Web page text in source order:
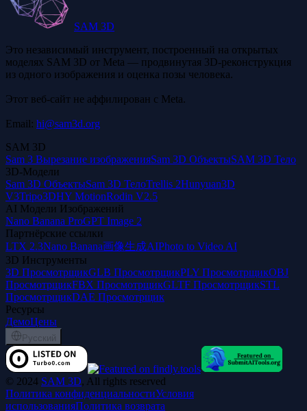
SAM 3D
Это независимый инструмент, построенный на открытых
моделях SAM 3D от Meta — продвинутая 3D-реконструкция
из одного изображения и оценка позы человека.
Этот веб-сайт не аффилирован с Meta.
Email: hi@sam3d.org
SAM 3D
Sam 3 Вырезание изображенияSam 3D ОбъектыSAM 3D Тело
3D-Модели
Sam 3D ОбъектыSam 3D ТелоTrellis 2Hunyuan3D
V3Tripo3DHY MotionRodin V2.5
AI Модели Изображений
Nano Banana ProGPT Image 2
Партнёрские ссылки
LTX 2.3Nano Banana画像生成AIPhoto to Video AI
3D Инструменты
3D ПросмотрщикGLB ПросмотрщикPLY ПросмотрщикOBJ
ПросмотрщикFBX ПросмотрщикGLTF ПросмотрщикSTL
ПросмотрщикDAE Просмотрщик
Ресурсы
ДемоЦены
Русский
© 2024 SAM 3D, All rights reserved
Политика конфиденциальностиУсловия
использованияПолитика возврата